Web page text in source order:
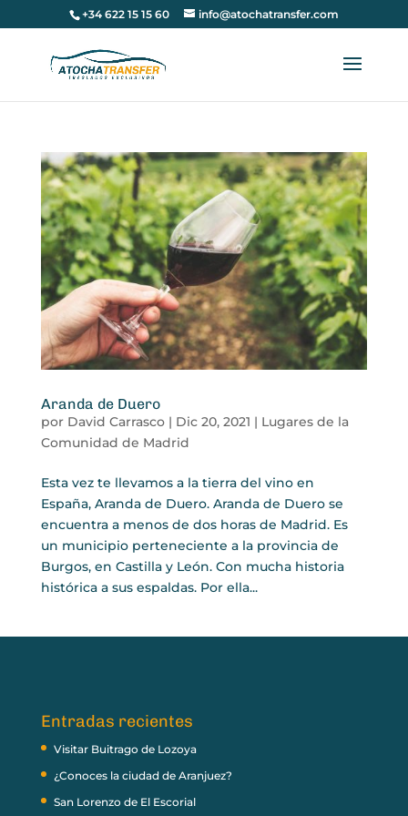
+34 622 15 15 60 info@atochatransfer.com
Aranda de Duero
por David Carrasco| Dic 20, 2021 | Lugares de la
Comunidad de Madrid
Esta vez te llevamos a la tierra del vino en
España, Aranda de Duero. Aranda de Duero se
encuentra a menos de dos horas de Madrid. Es
un municipio perteneciente a la provincia de
Burgos, en Castilla y León. Con mucha historia
histórica a sus espaldas. Por ella...
Entradas recientes
Visitar Buitrago de Lozoya
¿Conoces la ciudad de Aranjuez?
San Lorenzo de El Escorial